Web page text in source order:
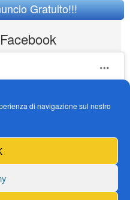
di navigazione sul nostro
Gratuito!!!
Vendogokartit/
marketing e
contenuto